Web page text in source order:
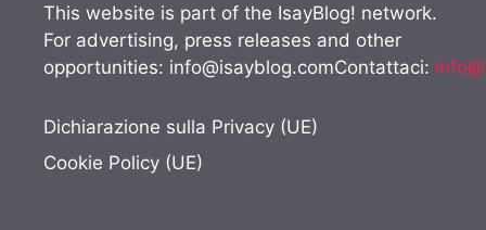
This website is part of the IsayBlog! network.
For advertising, press releases and other
opportunities: info@isayblog.comContattaci:
Dichiarazione sulla Privacy (UE)
Cookie Policy (UE)